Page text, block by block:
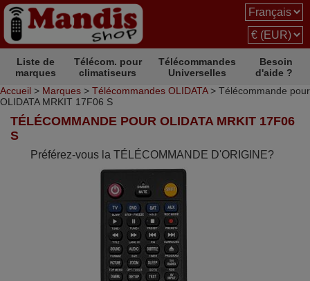
Liste de
marques
Télécom. pour
climatiseurs
Télécommandes
Universelles
Besoin
d'aide ?
Accueil > Marques > Télécommandes OLIDATA> Télécommande pour
OLIDATA MRKIT 17F06 S
TÉLÉCOMMANDE POUR OLIDATA MRKIT 17F06
S
Préférez-vous la TÉLÉCOMMANDE D'ORIGINE?